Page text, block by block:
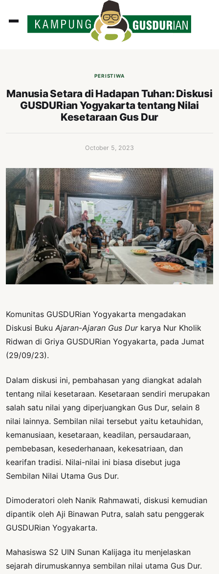
PERISTIWA
Manusia Setara di Hadapan Tuhan: Diskusi
GUSDURian Yogyakarta tentang Nilai
Kesetaraan Gus Dur
October 5, 2023
Komunitas GUSDURian Yogyakarta mengadakan
Diskusi Buku Ajaran-Ajaran Gus Durkarya Nur Kholik
Ridwan di Griya GUSDURian Yogyakarta, pada Jumat
(29/09/23).
Dalam diskusi ini, pembahasan yang diangkat adalah
tentang nilai kesetaraan. Kesetaraan sendiri merupakan
salah satu nilai yang diperjuangkan Gus Dur, selain 8
nilai lainnya. Sembilan nilai tersebut yaitu ketauhidan,
kemanusiaan, kesetaraan, keadilan, persaudaraan,
pembebasan, kesederhanaan, kekesatriaan, dan
kearifan tradisi. Nilai-nilai ini biasa disebut juga
Sembilan Nilai Utama Gus Dur.
Dimoderatori oleh Nanik Rahmawati, diskusi kemudian
dipantik oleh Aji Binawan Putra, salah satu penggerak
GUSDURian Yogyakarta.
Mahasiswa S2 UIN Sunan Kalijaga itu menjelaskan
sejarah dirumuskannya sembilan nilai utama Gus Dur.